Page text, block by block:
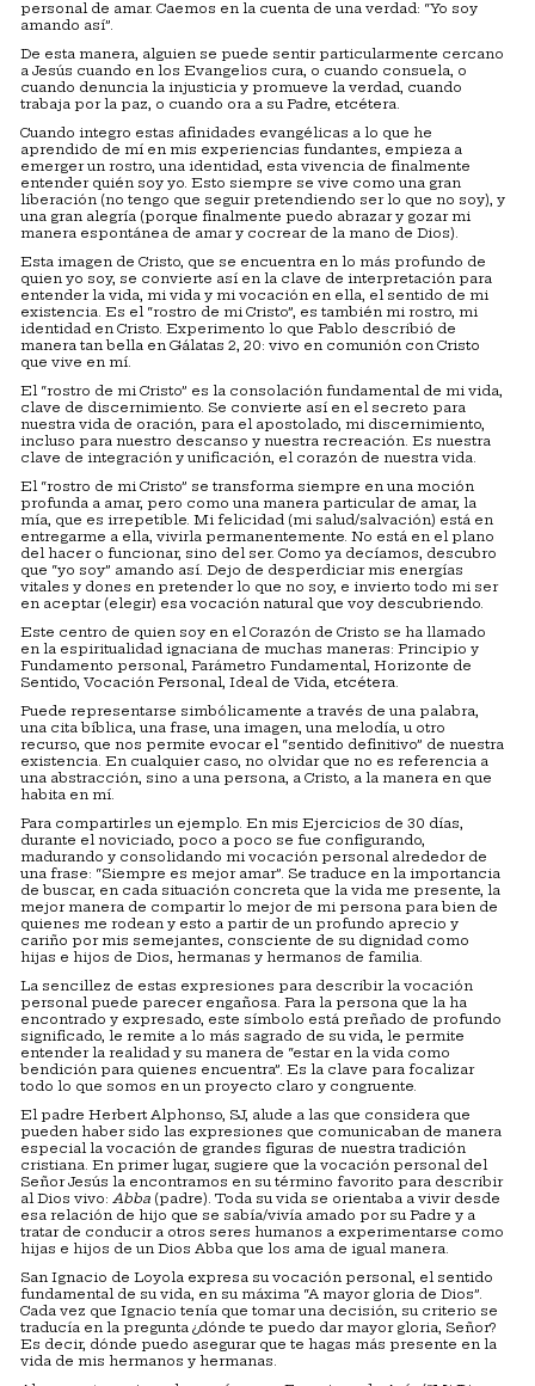
personal de amar. Caemos en la cuenta de una verdad: “Yo soy
amando así”.
De esta manera, alguien se puede sentir particularmente cercano
a Jesús cuando en los Evangelios cura, o cuando consuela, o
cuando denuncia la injusticia y promueve la verdad, cuando
trabaja por la paz, o cuando ora a su Padre, etcétera.
Cuando integro estas afinidades evangélicas a lo que he
aprendido de mí en mis experiencias fundantes, empieza a
emerger un rostro, una identidad, esta vivencia de finalmente
entender quién soy yo. Esto siempre se vive como una gran
liberación (no tengo que seguir pretendiendo ser lo que no soy), y
una gran alegría (porque finalmente puedo abrazar y gozar mi
manera espontánea de amar y cocrear de la mano de Dios).
Esta imagen de Cristo, que se encuentra en lo más profundo de
quien yo soy, se convierte así en la clave de interpretación para
entender la vida, mi vida y mi vocación en ella, el sentido de mi
existencia. Es el “rostro de mi Cristo”, es también mi rostro, mi
identidad en Cristo. Experimento lo que Pablo describió de
manera tan bella en Gálatas 2, 20: vivo en comunión con Cristo
que vive en mí.
El “rostro de mi Cristo” es la consolación fundamental de mi vida,
clave de discernimiento. Se convierte así en el secreto para
nuestra vida de oración, para el apostolado, mi discernimiento,
incluso para nuestro descanso y nuestra recreación. Es nuestra
clave de integración y unificación, el corazón de nuestra vida.
El “rostro de mi Cristo” se transforma siempre en una moción
profunda a amar, pero como una manera particular de amar, la
mía, que es irrepetible. Mi felicidad (mi salud/salvación) está en
entregarme a ella, vivirla permanentemente. No está en el plano
del hacer o funcionar, sino del ser. Como ya decíamos, descubro
que “yo soy” amando así. Dejo de desperdiciar mis energías
vitales y dones en pretender lo que no soy, e invierto todo mi ser
en aceptar (elegir) esa vocación natural que voy descubriendo.
Este centro de quien soy en el Corazón de Cristo se ha llamado
en la espiritualidad ignaciana de muchas maneras: Principio y
Fundamento personal, Parámetro Fundamental, Horizonte de
Sentido, Vocación Personal, Ideal de Vida, etcétera.
Puede representarse simbólicamente a través de una palabra,
una cita bíblica, una frase, una imagen, una melodía, u otro
recurso, que nos permite evocar el “sentido definitivo” de nuestra
existencia. En cualquier caso, no olvidar que no es referencia a
una abstracción, sino a una persona, a Cristo, a la manera en que
habita en mí.
Para compartirles un ejemplo. En mis Ejercicios de 30 días,
durante el noviciado, poco a poco se fue configurando,
madurando y consolidando mi vocación personal alrededor de
una frase: “Siempre es mejor amar”. Se traduce en la importancia
de buscar, en cada situación concreta que la vida me presente, la
mejor manera de compartir lo mejor de mi persona para bien de
quienes me rodean y esto a partir de un profundo aprecio y
cariño por mis semejantes, consciente de su dignidad como
hijas e hijos de Dios, hermanas y hermanos de familia.
La sencillez de estas expresiones para describir la vocación
personal puede parecer engañosa. Para la persona que la ha
encontrado y expresado, este símbolo está preñado de profundo
significado, le remite a lo más sagrado de su vida, le permite
entender la realidad y su manera de “estar en la vida como
bendición para quienes encuentra”. Es la clave para focalizar
todo lo que somos en un proyecto claro y congruente.
El padre Herbert Alphonso, SJ, alude a las que considera que
pueden haber sido las expresiones que comunicaban de manera
especial la vocación de grandes figuras de nuestra tradición
cristiana. En primer lugar, sugiere que la vocación personal del
Señor Jesús la encontramos en su término favorito para describir
al Dios vivo: Abba (padre). Toda su vida se orientaba a vivir desde
esa relación de hijo que se sabía/vivía amado por su Padre y a
tratar de conducir a otros seres humanos a experimentarse como
hijas e hijos de un Dios Abba que los ama de igual manera.
San Ignacio de Loyola expresa su vocación personal, el sentido
fundamental de su vida, en su máxima “A mayor gloria de Dios”.
Cada vez que Ignacio tenía que tomar una decisión, su criterio se
traducía en la pregunta ¿dónde te puedo dar mayor gloria, Señor?
Es decir, dónde puedo asegurar que te hagas más presente en la
vida de mis hermanos y hermanas.